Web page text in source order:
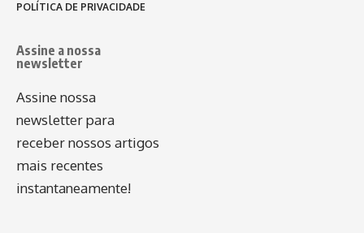
POLÍTICA DE PRIVACIDADE
Assine a nossa
newsletter
Assine nossa
newsletter para
receber nossos artigos
mais recentes
instantaneamente!